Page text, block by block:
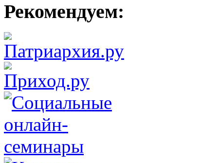
Рекомендуем: